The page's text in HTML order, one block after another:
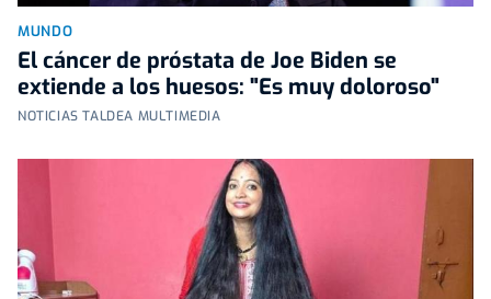
MUNDO
El cáncer de próstata de Joe Biden se
extiende a los huesos: "Es muy doloroso"
NOTICIAS TALDEA MULTIMEDIA